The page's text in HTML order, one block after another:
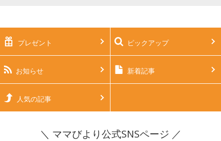
生後2ヶ月 生後3ヶ月
生後4ヶ月 生後5ヶ月
生後6ヶ月
プレゼント ピックアップ
お知らせ 新着記事
人気の記事
＼ ママびより公式SNSページ ／